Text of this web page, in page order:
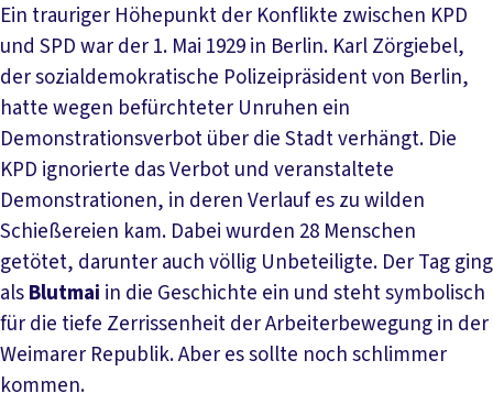
Ein trauriger Höhepunkt der Konflikte zwischen KPD
und SPD war der 1. Mai 1929 in Berlin. Karl Zörgiebel,
der sozialdemokratische Polizeipräsident von Berlin,
hatte wegen befürchteter Unruhen ein
Demonstrationsverbot über die Stadt verhängt. Die
KPD ignorierte das Verbot und veranstaltete
Demonstrationen, in deren Verlauf es zu wilden
Schießereien kam. Dabei wurden 28 Menschen
getötet, darunter auch völlig Unbeteiligte. Der Tag ging
alsBlutmai in die Geschichte ein und steht symbolisch
für die tiefe Zerrissenheit der Arbeiterbewegung in der
Weimarer Republik. Aber es sollte noch schlimmer
kommen.